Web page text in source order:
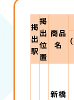
掲
出
駅
掲
出
位
置
商品
名
新橋